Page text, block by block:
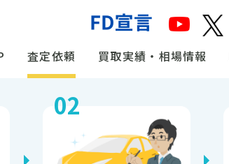
査定依頼 買取実績・相場情報
02